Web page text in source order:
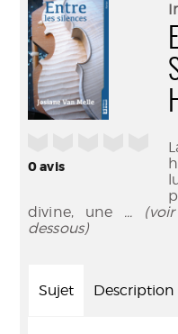
0avis
divine, une ...
dessous)
Sujet Description